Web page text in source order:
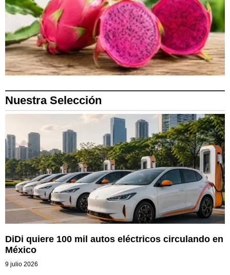
Nuestra Selección
DiDi quiere 100 mil autos eléctricos circulando en
México
9 julio 2026